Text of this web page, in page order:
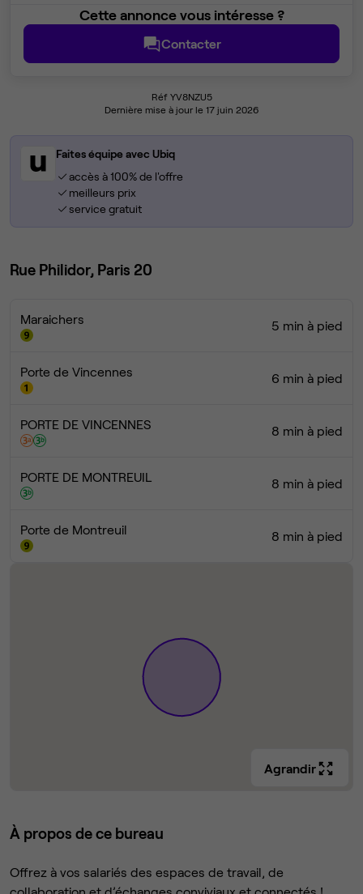
Cette annonce vous intéresse ?
Contacter
Réf YV8NZU5
Dernière mise à jour le 17 juin 2026
Faites équipe avec Ubiq
accès à 100% de l'offre
meilleurs prix
service gratuit
Rue Philidor, Paris 20
Maraichers 5 min à pied
Porte de Vincennes 6 min à pied
PORTE DE VINCENNES 8 min à pied
PORTE DE MONTREUIL 8 min à pied
Porte de Montreuil 8 min à pied
Agrandir
À propos de ce bureau
Offrez à vos salariés des espaces de travail, de